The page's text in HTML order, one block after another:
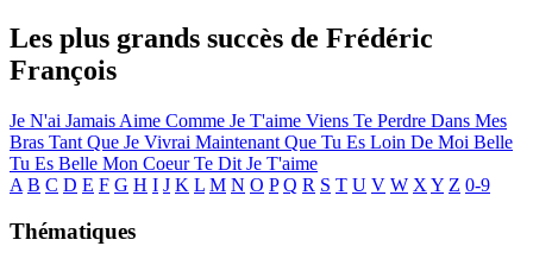
Les plus grands succès de Frédéric
François
Je N'ai Jamais Aime Comme Je T'aime Viens Te Perdre Dans Mes
Bras Tant Que Je Vivrai Maintenant Que Tu Es Loin De Moi Belle
Tu Es Belle Mon Coeur Te Dit Je T'aime
A B C D E F G H I J K L M N O P Q R S T U V W X Y Z 0-9
Thématiques